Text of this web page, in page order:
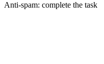
Anti-spam: complete the task